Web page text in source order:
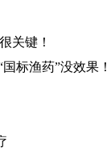
关键！
标渔药”没效果！